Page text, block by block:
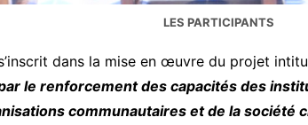
LES PARTICIPANTS
dans la mise en œuvre du projet
le renforcement des capacités des
communautaires et de la société